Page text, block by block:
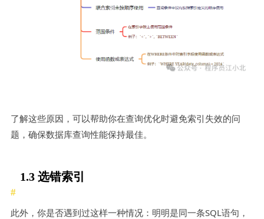
了解这些原因，可以帮助你在查询优化时避免索引失效的问
题，确保数据库查询性能保持最佳。
1.3 选错索引
此外，你是否遇到过这样一种情况：明明是同一条SQL语句，